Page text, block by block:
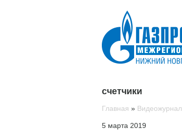
счетчики
Главная » Видеожурнал
5 марта 2019